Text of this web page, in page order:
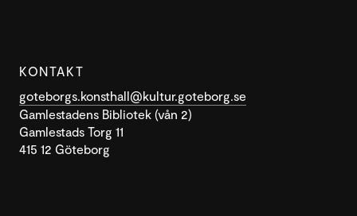
KONTAKT
goteborgs.konsthall@kultur.goteborg.se
Gamlestadens Bibliotek (vån 2)
Gamlestads Torg 11
415 12 Göteborg